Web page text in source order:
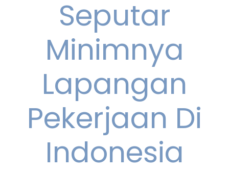
Seputar
Minimnya
Lapangan
Pekerjaan Di
Indonesia